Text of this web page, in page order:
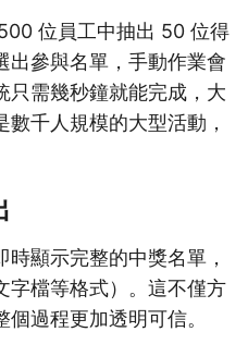
位員工中抽出 50 位得
出參與名單，手動作業會
只需幾秒鐘就能完成，大
千人規模的大型活動，
顯示完整的中獎名單，
字檔等格式）。這不僅方
過程更加透明可信。